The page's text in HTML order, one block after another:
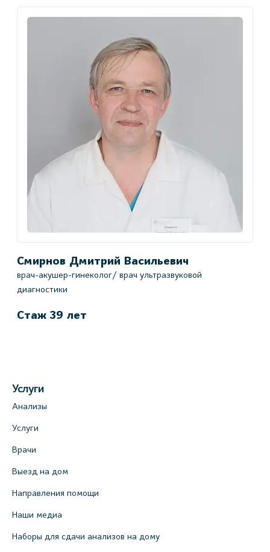
Смирнов Дмитрий Васильевич
врач-акушер-гинеколог/ врач ультразвуковой
диагностики
Стаж 39 лет
Услуги
Анализы
Услуги
Врачи
Выезд на дом
Направления помощи
Наши медиа
Наборы для сдачи анализов на дому